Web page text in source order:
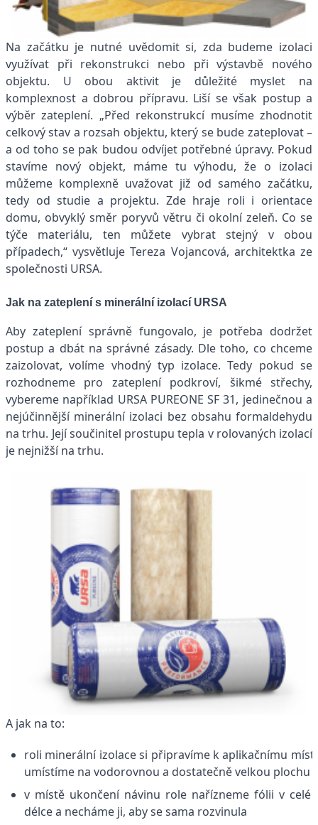
Na začátku je nutné uvědomit si, zda budeme izolaci
využívat při rekonstrukci nebo při výstavbě nového
objektu. U obou aktivit je důležité myslet na
komplexnost a dobrou přípravu. Liší se však postup a
výběr zateplení. „Před rekonstrukcí musíme zhodnotit
celkový stav a rozsah objektu, který se bude zateplovat –
a od toho se pak budou odvíjet potřebné úpravy. Pokud
stavíme nový objekt, máme tu výhodu, že o izolaci
můžeme komplexně uvažovat již od samého začátku,
tedy od studie a projektu. Zde hraje roli i orientace
domu, obvyklý směr poryvů větru či okolní zeleň. Co se
týče materiálu, ten můžete vybrat stejný v obou
případech,“ vysvětluje Tereza Vojancová, architektka ze
společnosti URSA.
Jak na zateplení s minerální izolací URSA
Aby zateplení správně fungovalo, je potřeba dodržet
postup a dbát na správné zásady. Dle toho, co chceme
zaizolovat, volíme vhodný typ izolace. Tedy pokud se
rozhodneme pro zateplení podkroví, šikmé střechy,
vybereme například URSA PUREONE SF 31, jedinečnou a
nejúčinnější minerální izolaci bez obsahu formaldehydu
na trhu. Její součinitel prostupu tepla v rolovaných izolací
je nejnižší na trhu.
A jak na to:
roli minerální izolace si připravíme k aplikačnímu
umístíme na vodorovnou a dostatečně velkou plochu
v místě ukončení návinu role nařízneme fólii v celé
délce a necháme ji, aby se sama rozvinula